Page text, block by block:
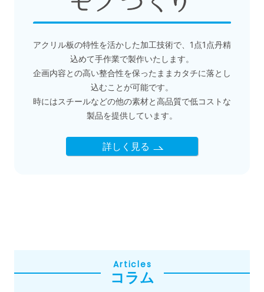
アクリル板の特性を活かした加工技術で、1点1点丹精
込めて手作業で製作いたします。
企画内容との高い整合性を保ったままカタチに落とし
込むことが可能です。
時にはスチールなどの他の素材と高品質で低コストな
製品を提供しています。
詳しく見る
Articles
コラム